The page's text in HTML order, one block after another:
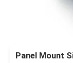
Panel Mount